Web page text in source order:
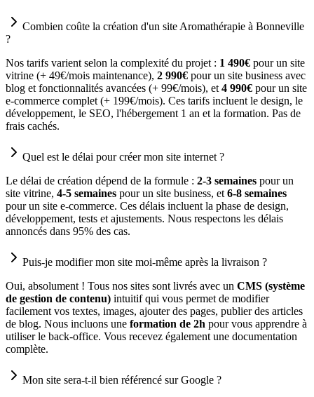
Combien coûte la création d'un site Aromathérapie à Bonneville
?
Nos tarifs varient selon la complexité du projet : 1 490€ pour un site
vitrine (+ 49€/mois maintenance), 2 990€ pour un site business avec
blog et fonctionnalités avancées (+ 99€/mois), et 4 990€ pour un site
e-commerce complet (+ 199€/mois). Ces tarifs incluent le design, le
développement, le SEO, l'hébergement 1 an et la formation. Pas de
frais cachés.
Quel est le délai pour créer mon site internet ?
Le délai de création dépend de la formule : 2-3 semaines pour un
site vitrine, 4-5 semaines pour un site business, et 6-8 semaines
pour un site e-commerce. Ces délais incluent la phase de design,
développement, tests et ajustements. Nous respectons les délais
annoncés dans 95% des cas.
Puis-je modifier mon site moi-même après la livraison ?
Oui, absolument ! Tous nos sites sont livrés avec un CMS (système
de gestion de contenu) intuitif qui vous permet de modifier
facilement vos textes, images, ajouter des pages, publier des articles
de blog. Nous incluons une formation de 2h pour vous apprendre à
utiliser le back-office. Vous recevez également une documentation
complète.
Mon site sera-t-il bien référencé sur Google ?